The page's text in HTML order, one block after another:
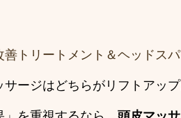
善トリートメント＆ヘッドス
ージはどちらがリフトアップ